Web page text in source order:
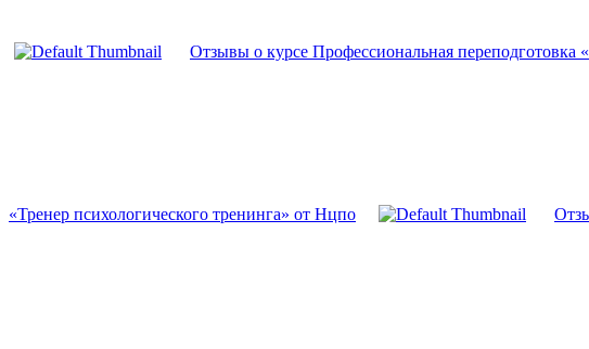
Отзывы о курсе Профессиональная
«Тренер психологического тренинга» от Нцпо